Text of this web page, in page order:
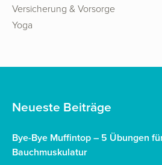
Versicherung & Vorsorge
Yoga
Neueste Beiträge
Bye-Bye Muffintop – 5 Übungen
Bauchmuskulatur